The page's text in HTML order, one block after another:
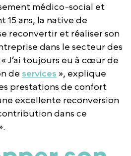
médico-social et
15 ans, la native de
reconvertir et réaliser son
dans le secteur des
J’ai toujours eu à cœur de
de services », explique
prestations de confort
excellente reconversion
dans ce